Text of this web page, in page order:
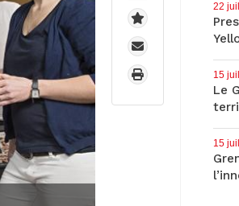
22
15
Le
15